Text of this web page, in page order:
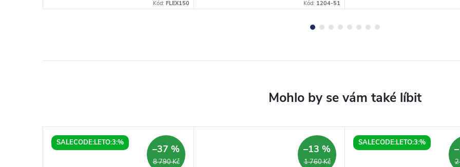
Kód: FLEX150 Kód: 1204-51
SALECODE:LETO:3:%
8 790 Kč
–37 %
1 760 Kč
–13 %
SALECODE:LETO:3:%
2